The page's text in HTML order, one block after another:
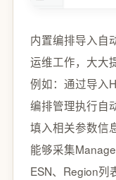
内置编排导入自
运维工作，大大
例如：通过导入
编排管理执行自
填入相关参数信
能够采集
ESN、Region列